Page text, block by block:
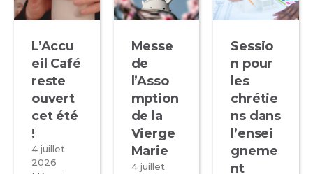
L’Accu
eil Café
reste
ouvert
cet été
!
4 juillet
2026
Messe
de
l’Asso
mption
de la
Vierge
Marie
4 juillet
Sessio
n pour
les
chrétie
ns dans
l’ensei
gneme
nt